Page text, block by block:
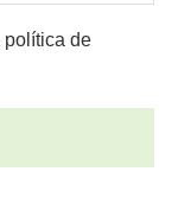
política de